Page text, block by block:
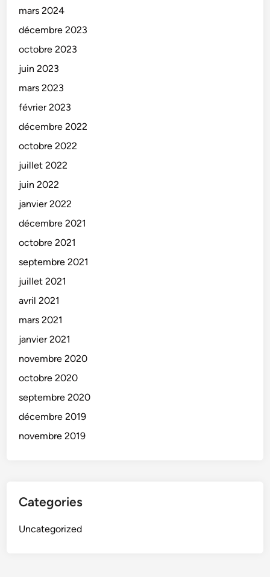
mars 2024
décembre 2023
octobre 2023
juin 2023
mars 2023
février 2023
décembre 2022
octobre 2022
juillet 2022
juin 2022
janvier 2022
décembre 2021
octobre 2021
septembre 2021
juillet 2021
avril 2021
mars 2021
janvier 2021
novembre 2020
octobre 2020
septembre 2020
décembre 2019
novembre 2019
Categories
Uncategorized